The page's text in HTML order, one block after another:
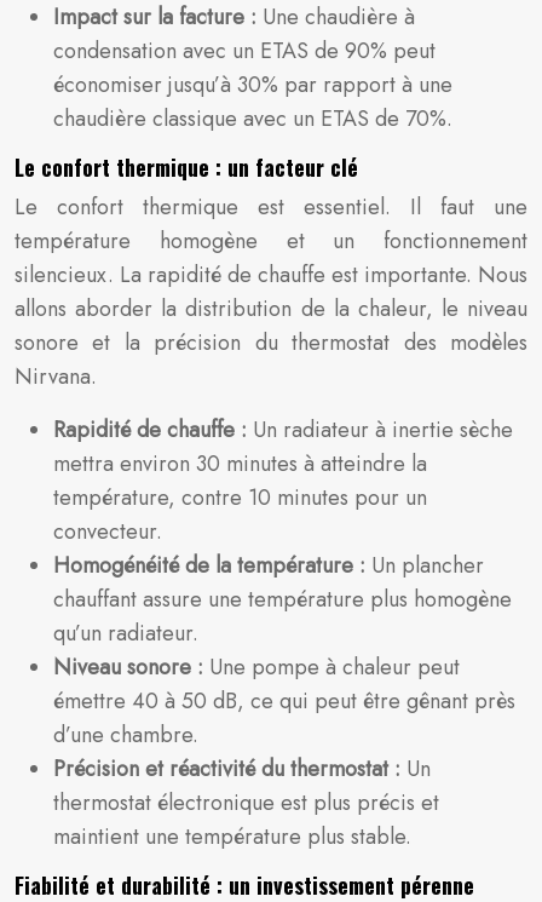
Impact sur la facture : Une chaudière à
condensation avec un ETAS de 90% peut
économiser jusqu’à 30% par rapport à une
chaudière classique avec un ETAS de 70%.
Le confort thermique : un facteur clé
Le confort thermique est essentiel. Il faut une
température homogène et un fonctionnement
silencieux. La rapidité de chauffe est importante. Nous
allons aborder la distribution de la chaleur, le niveau
sonore et la précision du thermostat des modèles
Nirvana.
Rapidité de chauffe : Un radiateur à inertie sèche
mettra environ 30 minutes à atteindre la
température, contre 10 minutes pour un
convecteur.
Homogénéité de la température : Un plancher
chauffant assure une température plus homogène
qu’un radiateur.
Niveau sonore : Une pompe à chaleur peut
émettre 40 à 50 dB, ce qui peut être gênant près
d’une chambre.
Précision et réactivité du thermostat : Un
thermostat électronique est plus précis et
maintient une température plus stable.
Fiabilité et durabilité : un investissement pérenne